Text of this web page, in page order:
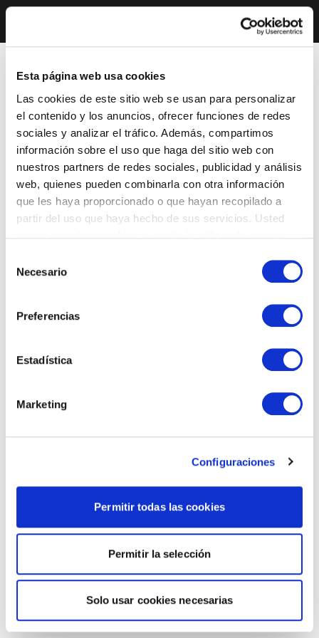
Esta página web usa cookies
Las cookies de este sitio web se usan para personalizar
el contenido y los anuncios, ofrecer funciones de redes
sociales y analizar el tráfico. Además, compartimos
información sobre el uso que haga del sitio web con
nuestros partners de redes sociales, publicidad y análisis
web, quienes pueden combinarla con otra información
que les haya proporcionado o que hayan recopilado a
partir del uso que haya hecho de sus servicios. Usted
Necesario
Preferencias
Estadística
Marketing
Configuraciones
Permitir todas las cookies
Permitir la selección
Solo usar cookies necesarias